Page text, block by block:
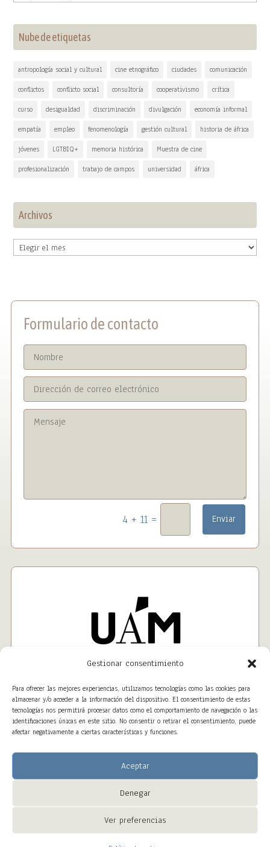
Gestionar consentimiento
Para ofrecer las mejores experiencias, utilizamos tecnologías como las cookies para
almacenar y/o acceder a la información del dispositivo. El consentimiento de estas
tecnologías nos permitirá procesar datos como el comportamiento de navegación o las
identificaciones únicas en este sitio. No consentir o retirar el consentimiento, puede
afectar negativamente a ciertas características y funciones.
Aceptar
Denegar
Ver preferencias
Nube de etiquetas
antropología social y cultural cine etnográfico ciudades comunicación
conflictos conflicto social consultoría cooperativismo crítica
curso desigualdad discriminación divulgación economía informal
empatía empleo fenomenología gestión cultural historia de áfrica
jóvenes LGTBIQ+ memoria histórica Muestra de cine
profesionalización trabajo de campos universidad áfrica
Archivos
Archivos
Formulario de contacto
4 + 11 = Enviar